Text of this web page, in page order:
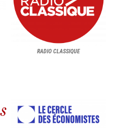
RADIO CLASSIQUE